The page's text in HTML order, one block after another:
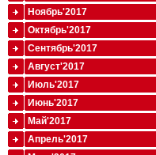
Ноябрь'2017
Октябрь'2017
Сентябрь'2017
Август'2017
Июль'2017
Июнь'2017
Май'2017
Апрель'2017